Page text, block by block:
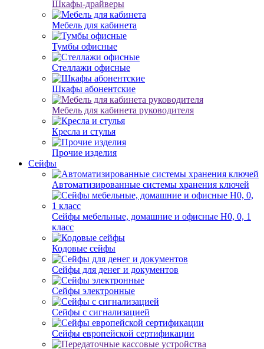
Шкафы-драйверы
Мебель для кабинета
Тумбы офисные
Стеллажи офисные
Шкафы абонентские
Мебель для кабинета руководителя
Кресла и стулья
Прочие изделия
Сейфы
Автоматизированные системы хранения ключей
Сейфы мебельные, домашние и офисные Н0, 0, 1
класс
Кодовые сейфы
Сейфы для денег и документов
Сейфы электронные
Сейфы с сигнализацией
Сейфы европейской сертификации